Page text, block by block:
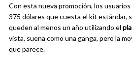
Con esta nueva promoción, los
375 dólares que cuesta el kit estándar,
queden al menos un año utilizando el
vista, suena como una ganga, pero la
que parece.